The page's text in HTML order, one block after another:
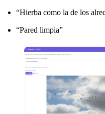
“Hierba como la de los
“Pared limpia”